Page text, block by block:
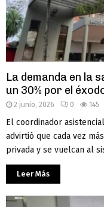
La demanda en la
un 30% por el
2 junio, 2026 0 145
El coordinador
advirtió que cada vez
privada y se vuelcan al
Leer Más